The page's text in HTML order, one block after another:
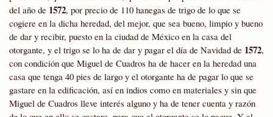
del año de 1572, por precio de 110 hanegas de trigo de lo que se
cogiere en la dicha heredad, del mejor, que sea bueno, limpio y bueno
de dar y recibir, puesto en la ciudad de México en la casa del
otorgante, y el trigo se lo ha de dar y pagar el día de Navidad de 1572,
con condición que Miguel de Cuadros ha de hacer en la heredad una
casa que tenga 40 pies de largo y el otorgante ha de pagar lo que se
gastare en la edificación, así en indios como en materiales y sin que
Miguel de Cuadros lleve interés alguno y ha de tener cuenta y razón